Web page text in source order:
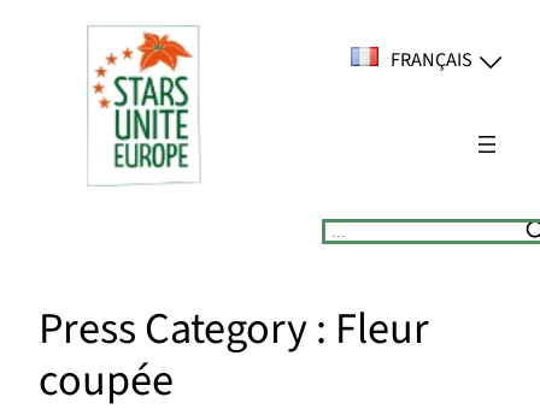
FRANÇAIS
Suchen
Press Category : Fleur
coupée